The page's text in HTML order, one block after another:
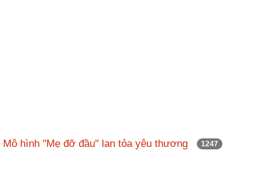
Mô hình "Mẹ đỡ đầu" lan tỏa yêu thương 1247